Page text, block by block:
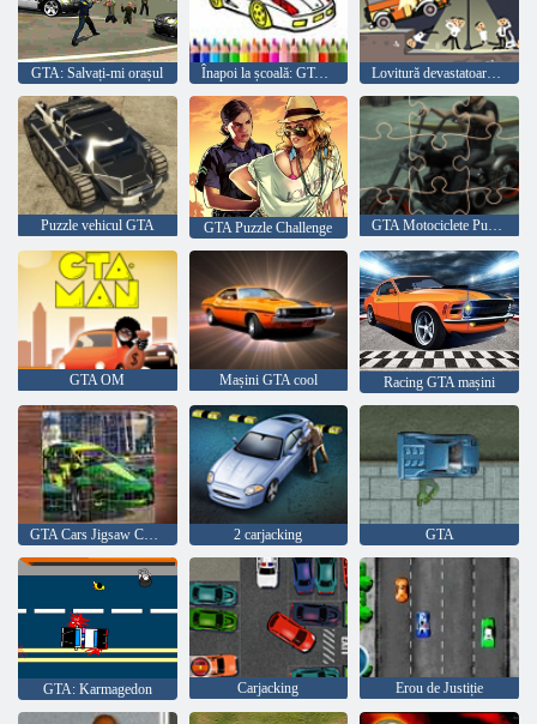
GTA: Salvați-mi orașul Înapoi la școală: GTA Cars Color Lovitură devastatoare pentru oameni
Puzzle vehicul GTA GTA Puzzle Challenge GTA Motociclete Puzzle
GTA OM Mașini GTA cool Racing GTA mașini
GTA Cars Jigsaw Challenge 2 carjacking GTA
GTA: Karmagedon Carjacking Erou de Justiție